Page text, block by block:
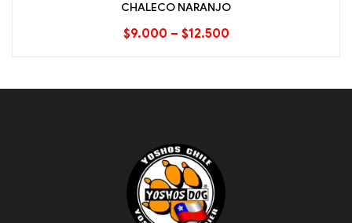
CHALECO NARANJO
$9.000 – $12.500